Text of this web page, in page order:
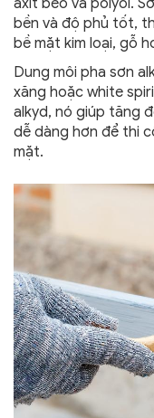
bền và độ phủ tốt,
bề mặt kim loại, gỗ
Dung môi pha sơn
xăng hoặc white
alkyd, nó giúp tăng
dễ dàng hơn để thi
mặt.